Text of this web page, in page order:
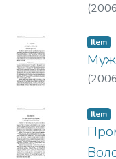
(
Item
(
Item